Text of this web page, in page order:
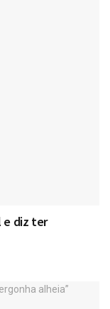
e diz ter